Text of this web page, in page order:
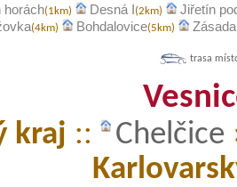
horách(1km) Desná I(2km)
Jiřetín
(4km) Bohdalovice(5km) Zásada
trasa
kraj :: Chelčice